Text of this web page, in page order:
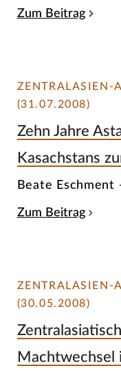
Zum Beitrag
ZENTRALASIEN-
(31.07.2008)
Zehn Jahre
Kasachstans
Beate
Zum Beitrag
ZENTRALASIEN-
(30.05.2008)
Machtwechsel